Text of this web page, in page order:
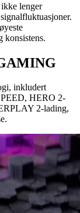
lenger
konsistens.
inkludert
HERO 2-
2-lading,